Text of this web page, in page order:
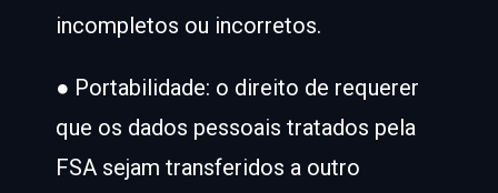
incompletos ou incorretos.
● Portabilidade: o direito de requerer
que os dados pessoais tratados pela
FSA sejam transferidos a outro